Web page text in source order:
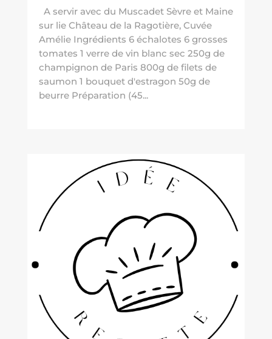
A servir avec du Muscadet Sèvre et Maine
sur lie Château de la Ragotière, Cuvée
Amélie Ingrédients 6 échalotes 6 grosses
tomates 1 verre de vin blanc sec 250g de
champignon de Paris 800g de filets de
saumon 1 bouquet d'estragon 50g de
beurre Préparation (45...